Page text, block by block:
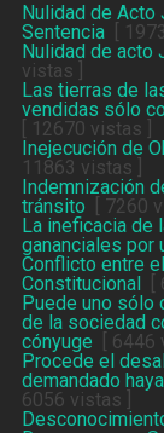
Nulidad de
Sentencia[
Nulidad de acto
vistas ]
Las tierras de
vendidas sólo
[ 12670 vistas ]
Inejecución de
11863 vistas ]
Indemnización
tránsito [ 7260
La ineficacia de
gananciales por
Conflicto entre
Constitucional
[
Puede uno sólo
de la sociedad
cónyuge [ 6446
Procede el
demandado
6056 vistas ]